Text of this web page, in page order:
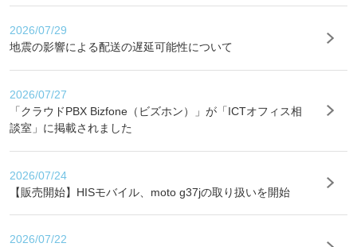
2026/07/29
地震の影響による配送の遅延可能性について
2026/07/27
「クラウドPBX Bizfone（ビズホン）」が「ICTオフィス相
談室」に掲載されました
2026/07/24
【販売開始】HISモバイル、moto g37jの取り扱いを開始
2026/07/22